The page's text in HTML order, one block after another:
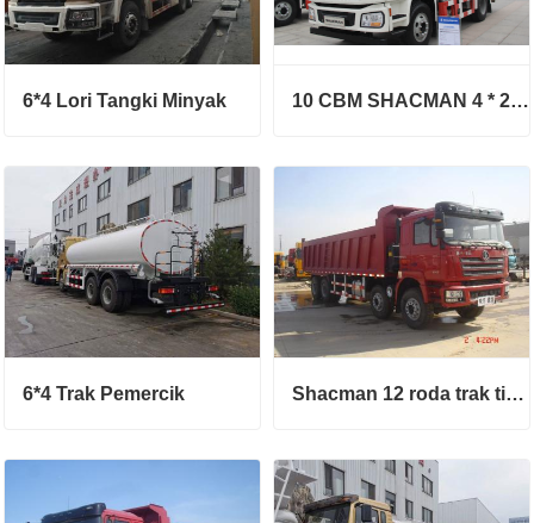
6*4 Lori Tangki Minyak 10 CBM SHACMAN 4 * 2 Trak Sampah Compactor
6*4 Trak Pemercik Shacman 12 roda trak tipper